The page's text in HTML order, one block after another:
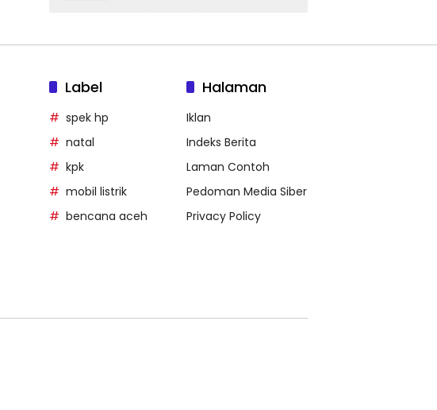
Label
spek hp
natal
kpk
mobil listrik
bencana aceh
Halaman
Iklan
Indeks Berita
Laman Contoh
Pedoman Media Siber
Privacy Policy